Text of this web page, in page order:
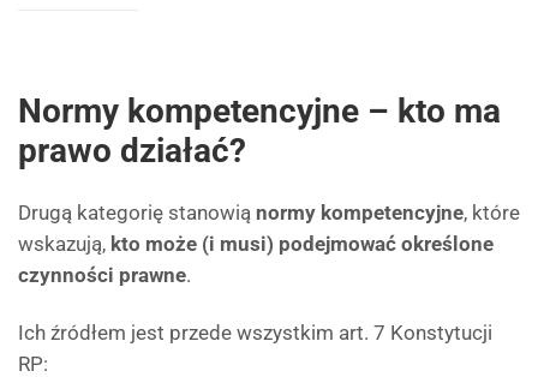
Normy kompetencyjne – kto ma
prawo działać?
Drugą kategorię stanowią normy kompetencyjne, które
wskazują, kto może (i musi) podejmować określone
czynności prawne.
Ich źródłem jest przede wszystkim art. 7 Konstytucji
RP: